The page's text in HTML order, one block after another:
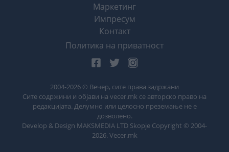
Маркетинг
Импресум
Контакт
Политика на приватност
2004-2026 © Вечер, сите права задржани
Сите содржини и објави на vecer.mk се авторско право на
редакцијата. Делумно или целосно преземање не е
дозволено.
Develop & Design MAKSMEDIA LTD Skopje Copyright © 2004-
2026. Vecer.mk